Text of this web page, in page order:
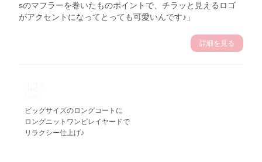
sのマフラーを巻いたものポイントで、チラッと見えるロゴ
がアクセントになってとっても可愛いんです♪」
詳細を見る
ビッグサイズのロングコートに
ロングニットワンピレイヤードで
リラクシー仕上げ♪